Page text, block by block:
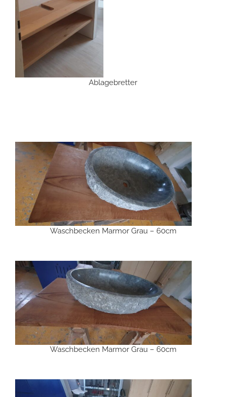
Ablagebretter
Waschbecken Marmor Grau – 60cm
Waschbecken Marmor Grau – 60cm